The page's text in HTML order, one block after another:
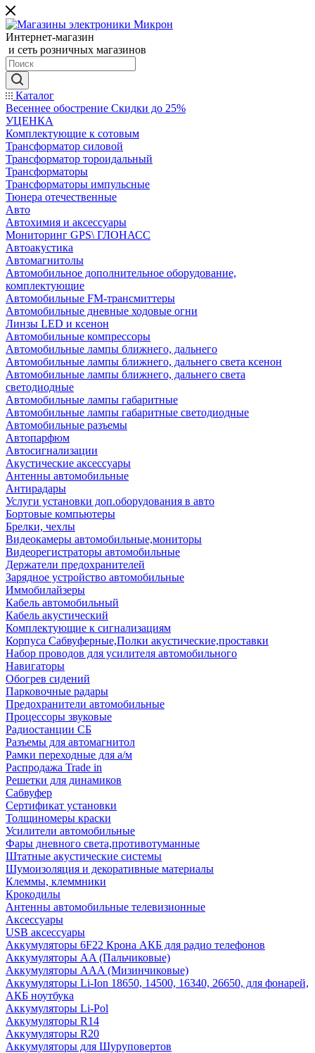
Интернет-магазин
и сеть розничных магазинов
Каталог
Весеннее обострение Скидки до 25%
УЦЕНКА
Комплектующие к сотовым
Трансформатор силовой
Трансформатор тороидальный
Трансформаторы
Трансформаторы импульсные
Тюнера отечественные
Авто
Автохимия и аксессуары
Мониторинг GPS\ ГЛОНАСС
Автоакустика
Автомагнитолы
Автомобильное дополнительное оборудование,
комплектующие
Автомобильные FM-трансмиттеры
Автомобильные дневные ходовые огни
Линзы LED и ксенон
Автомобильные компрессоры
Автомобильные лампы ближнего, дальнего
Автомобильные лампы ближнего, дальнего света ксенон
Автомобильные лампы ближнего, дальнего света
светодиодные
Автомобильные лампы габаритные
Автомобильные лампы габаритные светодиодные
Автомобильные разъемы
Автопарфюм
Автосигнализации
Акустические аксессуары
Антенны автомобильные
Антирадары
Услуги установки доп.оборудования в авто
Бортовые компьютеры
Брелки, чехлы
Видеокамеры автомобильные,мониторы
Видеорегистраторы автомобильные
Держатели предохранителей
Зарядное устройство автомобильные
Иммобилайзеры
Кабель автомобильный
Кабель акустический
Комплектующие к сигнализациям
Корпуса Сабвуферные,Полки акустические,проставки
Набор проводов для усилителя автомобильного
Навигаторы
Обогрев сидений
Парковочные радары
Предохранители автомобильные
Процессоры звуковые
Радиостанции СБ
Разъемы для автомагнитол
Рамки переходные для а/м
Распродажа Trade in
Решетки для динамиков
Сабвуфер
Сертификат установки
Толщиномеры краски
Усилители автомобильные
Фары дневного света,противотуманные
Штатные акустические системы
Шумоизоляция и декоративные материалы
Клеммы, клеммники
Крокодилы
Антенны автомобильные телевизионные
Аксессуары
USB аксессуары
Аккумуляторы 6F22 Крона АКБ для радио телефонов
Аккумуляторы AA (Пальчиковые)
Аккумуляторы AAA (Мизинчиковые)
Аккумуляторы Li-Ion 18650, 14500, 16340, 26650, для фонарей,
АКБ ноутбука
Аккумуляторы Li-Pol
Аккумуляторы R14
Аккумуляторы R20
Аккумуляторы для Шуруповертов